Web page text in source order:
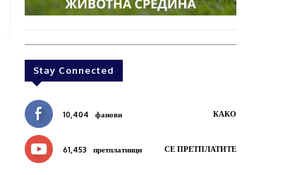
Stay Connected
10,404 фанови КАКО
61,453 претплатници СЕ ПРЕТПЛАТИТЕ